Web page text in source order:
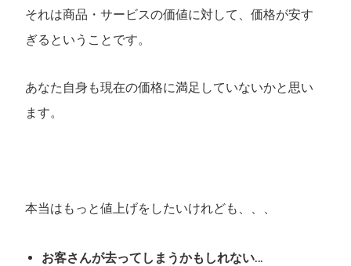
それは商品・サービスの価値に対して、価格が安す
ぎるということです。
あなた自身も現在の価格に満足していないかと思い
ます。
本当はもっと値上げをしたいけれども、、、
お客さんが去ってしまうかもしれない…